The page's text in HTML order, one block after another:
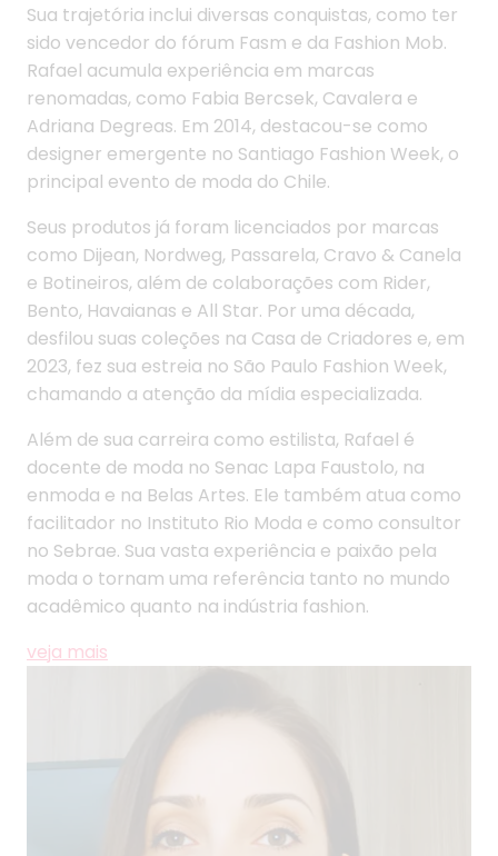
Sua trajetória inclui diversas conquistas, como ter
sido vencedor do fórum Fasm e da Fashion Mob.
Rafael acumula experiência em marcas
renomadas, como Fabia Bercsek, Cavalera e
Adriana Degreas. Em 2014, destacou-se como
designer emergente no Santiago Fashion Week, o
principal evento de moda do Chile.
Seus produtos já foram licenciados por marcas
como Dijean, Nordweg, Passarela, Cravo & Canela
e Botineiros, além de colaborações com Rider,
Bento, Havaianas e All Star. Por uma década,
desfilou suas coleções na Casa de Criadores e, em
2023, fez sua estreia no São Paulo Fashion Week,
chamando a atenção da mídia especializada.
Além de sua carreira como estilista, Rafael é
docente de moda no Senac Lapa Faustolo, na
enmoda e na Belas Artes. Ele também atua como
facilitador no Instituto Rio Moda e como consultor
no Sebrae. Sua vasta experiência e paixão pela
moda o tornam uma referência tanto no mundo
acadêmico quanto na indústria fashion.
veja mais